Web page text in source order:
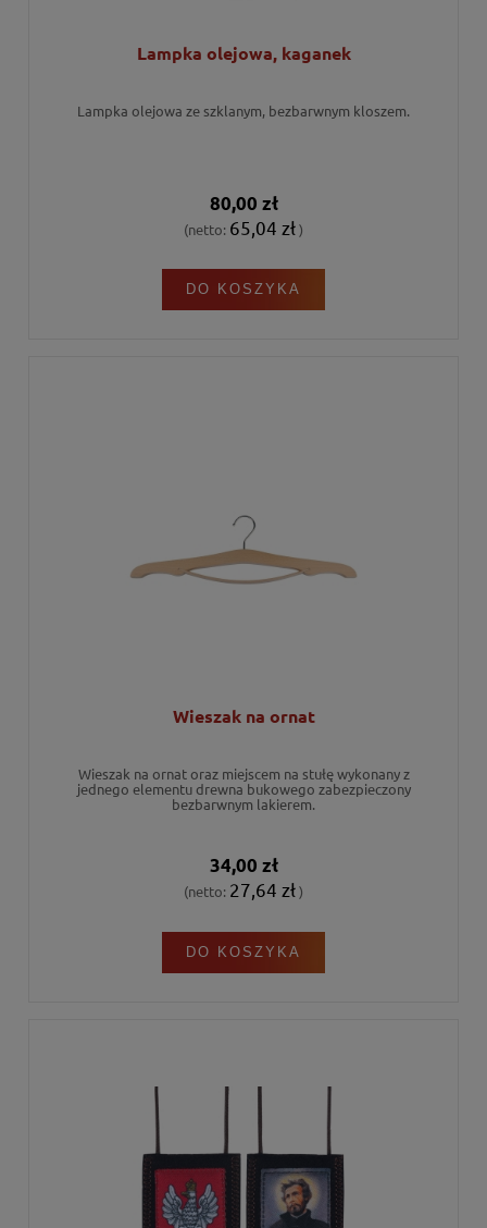
Lampka olejowa, kaganek
Lampka olejowa ze szklanym, bezbarwnym kloszem.
80,00 zł
(netto: 65,04 zł)
DO KOSZYKA
Wieszak na ornat
Wieszak na ornat oraz miejscem na stułę wykonany z
jednego elementu drewna bukowego zabezpieczony
bezbarwnym lakierem.
34,00 zł
(netto: 27,64 zł)
DO KOSZYKA